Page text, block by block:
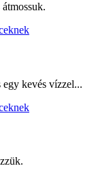
egy kevés vízzel...